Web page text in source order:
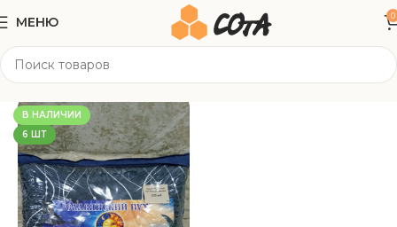
МЕНЮ 0
Текстиль
В НАЛИЧИИ
6 ШТ